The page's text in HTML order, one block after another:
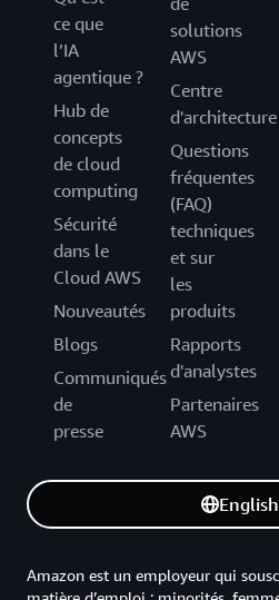
ce que
l’IA
agentique ?
Hub de
concepts
de cloud
computing
Sécurité
dans le
Cloud AWS
Nouveautés
Blogs
Communiqués
de
presse
solutions
AWS
Centre
d'architecture
Questions
fréquentes
(FAQ)
techniques
et sur
les
produits
Rapports
d'analystes
Partenaires
AWS
English
Amazon est un employeur qui